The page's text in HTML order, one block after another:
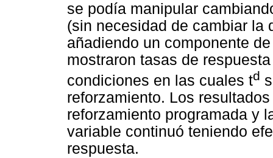
se podía manipular
(sin necesidad de cambiar la
añadiendo un componente
mostraron tasas de
condiciones en las cuales td
reforzamiento. Los
reforzamiento programada y
variable continuó teniendo
respuesta.